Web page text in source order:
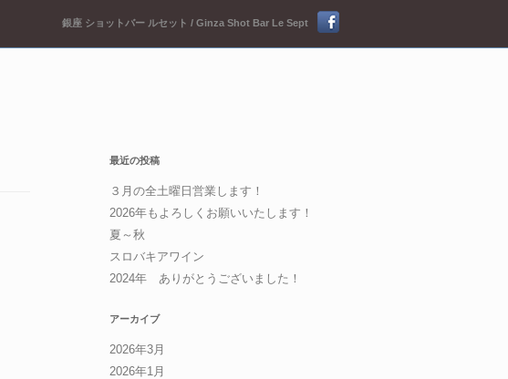
銀座 ショットバー ルセット / Ginza Shot Bar Le Sept
最近の投稿
３月の全土曜日営業します！
2026年もよろしくお願いいたします！
夏～秋
スロバキアワイン
2024年 ありがとうございました！
アーカイブ
2026年3月
2026年1月